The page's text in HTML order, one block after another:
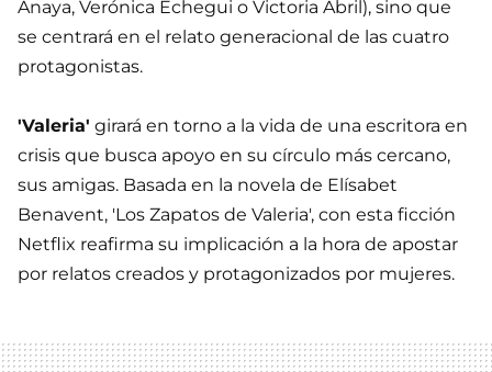
Anaya, Verónica Echegui o Victoria Abril), sino que
se centrará en el relato generacional de las cuatro
protagonistas.
'Valeria' girará en torno a la vida de una escritora en
crisis que busca apoyo en su círculo más cercano,
sus amigas. Basada en la novela de Elísabet
Benavent, 'Los Zapatos de Valeria', con esta ficción
Netflix reafirma su implicación a la hora de apostar
por relatos creados y protagonizados por mujeres.